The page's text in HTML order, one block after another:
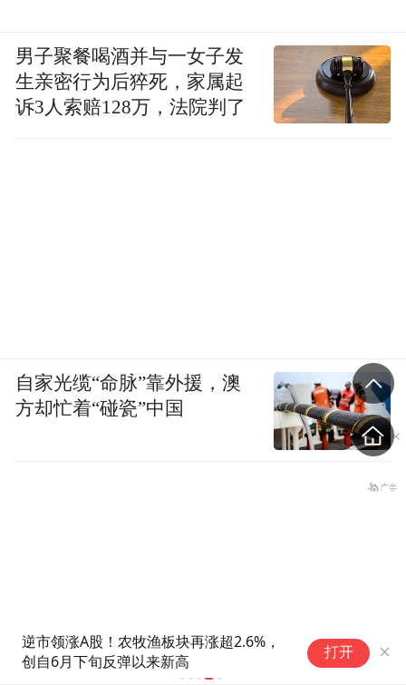
打开
男子聚餐喝酒并与一女子发
生亲密行为后猝死，家属起
诉3人索赔128万，法院判了
自家光缆“命脉”靠外援，澳
方却忙着“碰瓷”中国